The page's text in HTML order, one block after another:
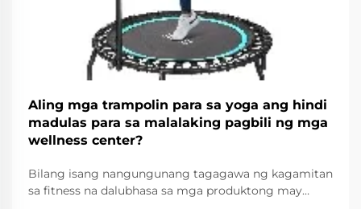
Aling mga trampolin para sa yoga ang hindi
madulas para sa malalaking pagbili ng mga
wellness center?
Bilang isang nangungunang tagagawa ng kagamitan
sa fitness na dalubhasa sa mga produktong may